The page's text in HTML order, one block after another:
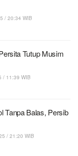
/ 20:34 WIB
Tutup Musim
/ 11:39 WIB
Tanpa Balas, Persib
/ 21:20 WIB